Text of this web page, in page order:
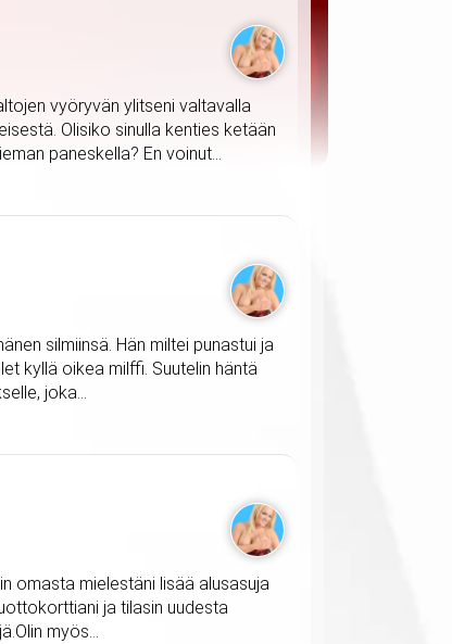
vyöryvän ylitseni valtavalla
Olisiko sinulla kenties ketään
paneskella? En voinut...
silmiinsä. Hän miltei punastui ja
kyllä oikea milffi. Suutelin häntä
joka...
omasta mielestäni lisää alusasuja
ja tilasin uudesta
myös...